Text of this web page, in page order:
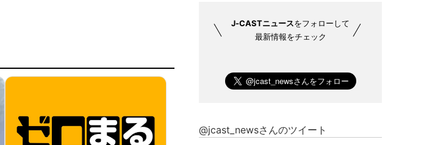
J-CASTニュースをフォローして
最新情報をチェック
@jcast_newsさんのツイート